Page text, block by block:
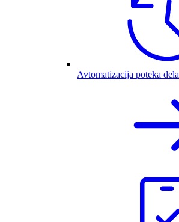
Avtomatizacija poteka dela